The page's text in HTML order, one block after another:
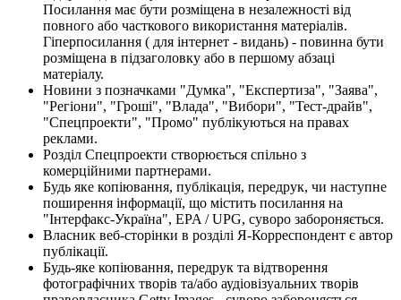
Посилання має бути розміщена в незалежності від
повного або часткового використання матеріалів.
Гіперпосилання ( для інтернет - видань) - повинна бути
розміщена в підзаголовку або в першому абзаці
матеріалу.
Новини з позначками "Думка", "Експертиза", "Заява",
"Регіони", "Гроші", "Влада", "Вибори", "Тест-драйв",
"Спецпроекти", "Промо" публікуються на правах
реклами.
Розділ Спецпроекти створюється спільно з
комерційними партнерами.
Будь яке копіювання, публікація, передрук, чи наступне
поширення інформації, що містить посилання на
"Інтерфакс-Україна", EPA / UPG, суворо забороняється.
Власник веб-сторінки в розділі Я-Корреспондент є автор
публікації.
Будь-яке копіювання, передрук та відтворення
фотографічних творів та/або аудіовізуальних творів